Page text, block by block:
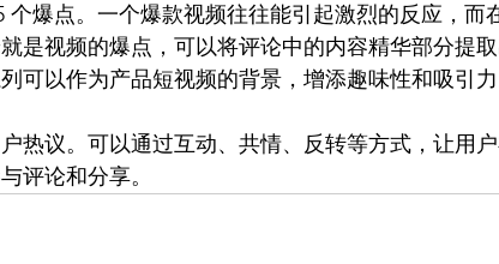
个爆点。一个爆款视频往往能引起激烈的反应，而
是视频的爆点，可以将评论中的内容精华部分提
可以作为产品短视频的背景，增添趣味性和吸引力
热议。可以通过互动、共情、反转等方式，让用
评论和分享。